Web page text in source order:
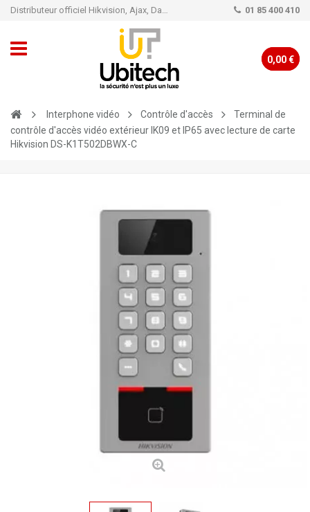
Distributeur officiel Hikvision, Ajax, Dahua, TP-Link - Caméra de vidéo surveillance - Alarme 01 85 400 410
0,00 €
Interphone vidéo Contrôle d'accès
Terminal de
contrôle d'accès vidéo extérieur IK09 et IP65 avec lecture de carte
Hikvision DS-K1T502DBWX-C